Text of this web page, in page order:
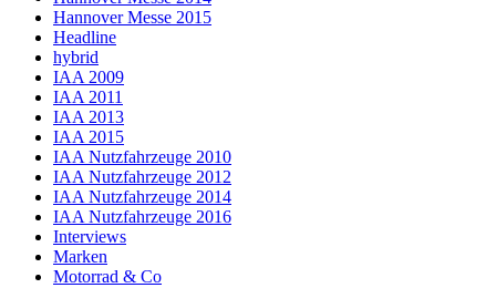
Hannover Messe 2015
Headline
hybrid
IAA 2009
IAA 2011
IAA 2013
IAA 2015
IAA Nutzfahrzeuge 2010
IAA Nutzfahrzeuge 2012
IAA Nutzfahrzeuge 2014
IAA Nutzfahrzeuge 2016
Interviews
Marken
Motorrad & Co